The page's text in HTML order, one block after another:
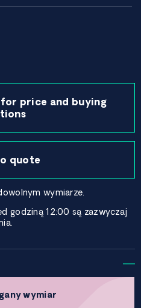
price and buying
quote
wymiarze.
godziną 12:00 są zazwyczaj
wymiar